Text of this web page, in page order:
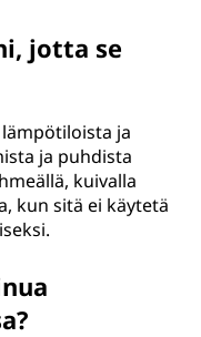
jotta se
ja
ja puhdista
kuivalla
kun sitä ei käytetä